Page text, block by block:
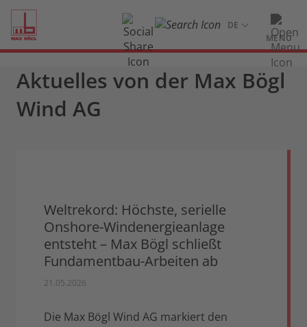
MENU
Aktuelles von der Max Bögl
Wind AG
Weltrekord: Höchste, serielle
Onshore-Windenergieanlage
entsteht – Max Bögl schließt
Fundamentbau-Arbeiten ab
21.05.2026
Die Max Bögl Wind AG markiert den